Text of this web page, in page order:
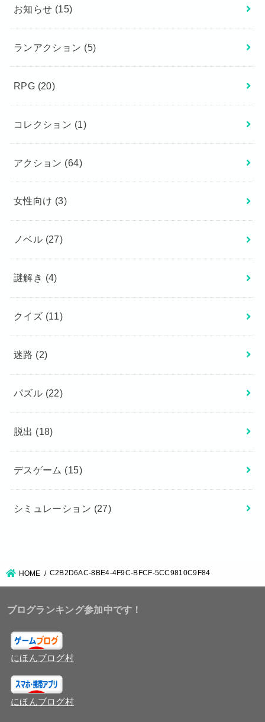
お知らせ (15)
ランアクション (5)
RPG (20)
コレクション (1)
アクション (64)
女性向け (3)
ノベル (27)
謎解き (4)
クイズ (11)
迷路 (2)
パズル (22)
脱出 (18)
デスゲーム (15)
シミュレーション (27)
HOME C2B2D6AC-8BE4-4F9C-BFCF-5CC9810C9F84
ブログランキング参加中です！
にほんブログ村
にほんブログ村